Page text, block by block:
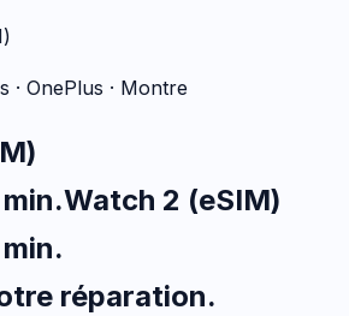
· OnePlus · Montre
.Watch 2 (eSIM)
.
réparation.